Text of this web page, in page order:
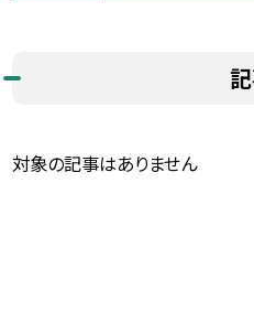
対象の記事はありません